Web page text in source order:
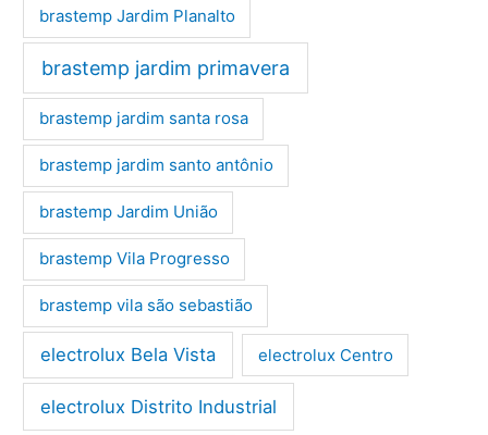
brastemp Jardim Planalto
brastemp jardim primavera
brastemp jardim santa rosa
brastemp jardim santo antônio
brastemp Jardim União
brastemp Vila Progresso
brastemp vila são sebastião
electrolux Bela Vista electrolux Centro
electrolux Distrito Industrial